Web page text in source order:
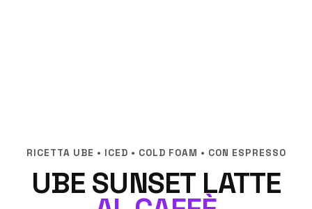
RICETTA UBE • ICED • COLD FOAM • CON ESPRESSO
UBE SUNSET LATTE